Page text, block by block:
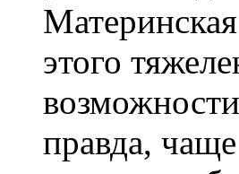
этого
правда,